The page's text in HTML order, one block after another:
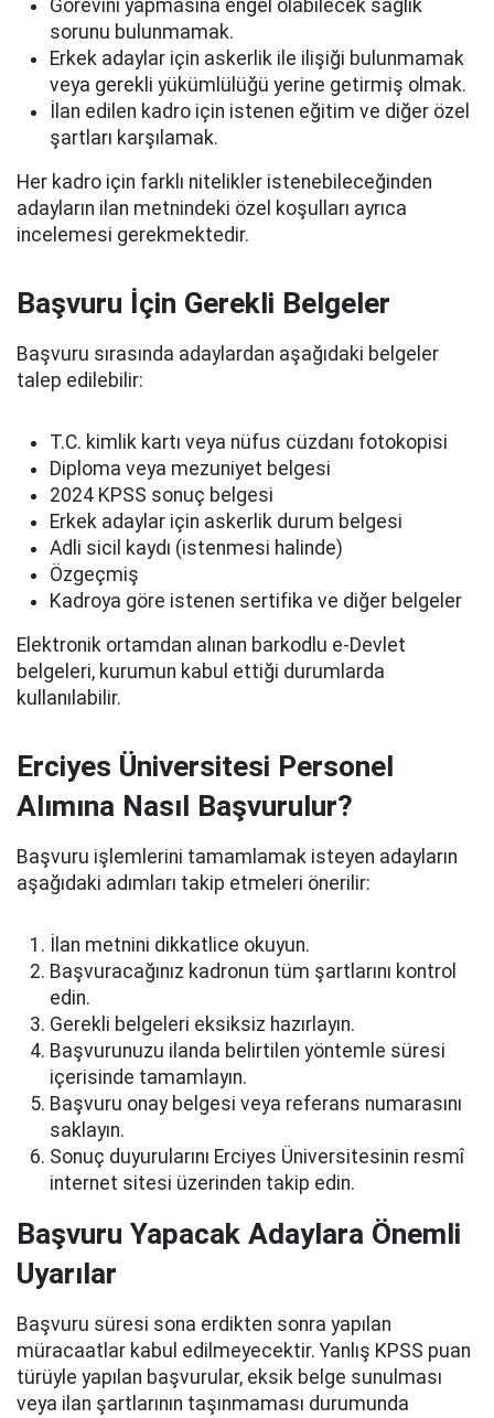
Görevini yapmasına engel olabilecek sağlık
sorunu bulunmamak.
Erkek adaylar için askerlik ile ilişiği bulunmamak
veya gerekli yükümlülüğü yerine getirmiş olmak.
İlan edilen kadro için istenen eğitim ve diğer özel
şartları karşılamak.
Her kadro için farklı nitelikler istenebileceğinden
adayların ilan metnindeki özel koşulları ayrıca
incelemesi gerekmektedir.
Başvuru İçin Gerekli Belgeler
Başvuru sırasında adaylardan aşağıdaki belgeler
talep edilebilir:
T.C. kimlik kartı veya nüfus cüzdanı fotokopisi
Diploma veya mezuniyet belgesi
2024 KPSS sonuç belgesi
Erkek adaylar için askerlik durum belgesi
Adli sicil kaydı (istenmesi halinde)
Özgeçmiş
Kadroya göre istenen sertifika ve diğer belgeler
Elektronik ortamdan alınan barkodlu e-Devlet
belgeleri, kurumun kabul ettiği durumlarda
kullanılabilir.
Erciyes Üniversitesi Personel
Alımına Nasıl Başvurulur?
Başvuru işlemlerini tamamlamak isteyen adayların
aşağıdaki adımları takip etmeleri önerilir:
İlan metnini dikkatlice okuyun.
Başvuracağınız kadronun tüm şartlarını kontrol
edin.
Gerekli belgeleri eksiksiz hazırlayın.
Başvurunuzu ilanda belirtilen yöntemle süresi
içerisinde tamamlayın.
Başvuru onay belgesi veya referans numarasını
saklayın.
Sonuç duyurularını Erciyes Üniversitesinin resmî
internet sitesi üzerinden takip edin.
Başvuru Yapacak Adaylara Önemli
Uyarılar
Başvuru süresi sona erdikten sonra yapılan
müracaatlar kabul edilmeyecektir. Yanlış KPSS puan
türüyle yapılan başvurular, eksik belge sunulması
veya ilan şartlarının taşınmaması durumunda